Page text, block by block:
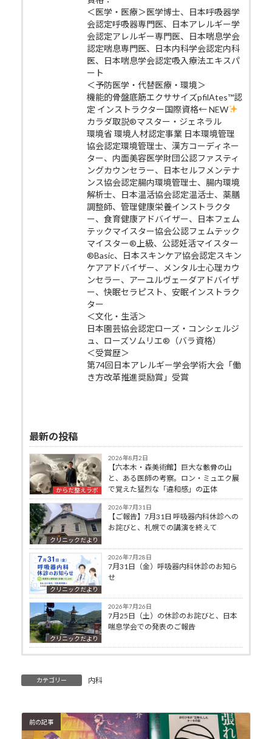
＜医学・医療＞医学博士、日本呼吸器学
会認定呼吸器専門医、日本アレルギー学
会認定アレルギー専門医、日本喘息学会
認定喘息専門医、日本内科学会認定内科
医、日本喘息学会認定吸入療法エキスパ
ート
＜予防医学・代替医療・環境＞
機能的骨盤底筋エクササイズpfilAtes™認
定 インストラクター国際資格← NEW
カラダ取説®マスター・ジェネラル
環境省 環境人材認定事業 日本環境管理
協会認定環境管理士、漢方コーディネー
ター、内面美容医学財団公認ファスティ
ングカウンセラー、日本セルフメンテナ
ンス協会認定腸内環境管理士、腸内環境
解析士、日本温活協会認定温活士、薬膳
調整師、管理健康栄養インストラクタ
ー、食育健康アドバイザー、日本フェム
テックマイスター協会公認フェムテック
マイスター®上級、公認妊活マイスター
®Basic、日本スキンケア協会認定スキン
ケアアドバイザー、メンタル士心理カウ
ンセラー、アーユルヴェーダアドバイザ
ー、快眠セラピスト、安眠インストラク
ター
＜文化・生活＞
日本園芸協会認定ローズ・コンシェルジ
ュ、ローズソムリエ®（バラ資格）
＜受賞歴＞
第74回日本アレルギー学会学術大会「働
き方改革推進奨励賞」受賞
最新の投稿
からだ整えラボ
2026年8月2日
【六本木・森美術館】巨大な骸骨の山
と、ある医師の考察。ロン・ミュエク展
で覚えた猛烈な「違和感」の正体
クリニックだより
2026年7月31日
【ご報告】7月31日 呼吸器内科休診への
お詫びと、札幌での講演を終えて
クリニックだより
2026年7月28日
7月31日（金）呼吸器内科休診のお知ら
せ
クリニックだより
2026年7月26日
7月25日（土）の休診のお詫びと、日本
喘息学会での発表のご報告
カテゴリー 内科
前の記事